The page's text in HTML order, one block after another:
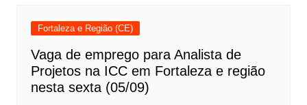
Fortaleza e Região (CE)
Vaga de emprego para Analista de
Projetos na ICC em Fortaleza e região
nesta sexta (05/09)